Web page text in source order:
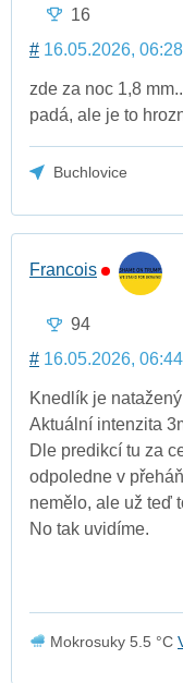
16
# 16.05.2026, 06:28
zde za noc 1,8
padá, ale je to
Buchlovice
Francois
94
# 16.05.2026, 06:44
Knedlík je
Aktuální intenzita
Dle predikcí tu za
odpoledne v
nemělo, ale už teď
No tak uvidíme.
Mokrosuky 5.5 °C